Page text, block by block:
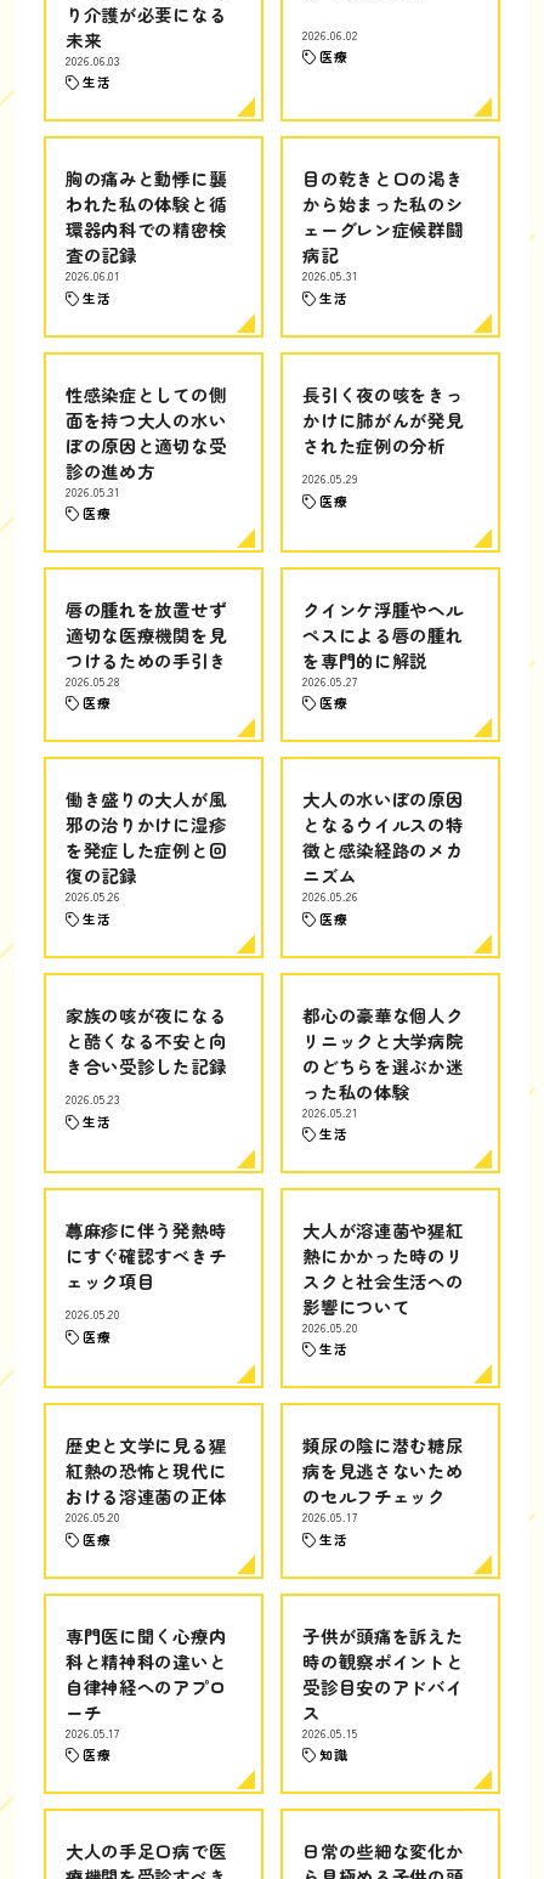
り介護が必要になる
未来
2026.06.03
生活
2026.06.02
医療
胸の痛みと動悸に襲
われた私の体験と循
環器内科での精密検
査の記録
2026.06.01
生活
目の乾きと口の渇き
から始まった私のシ
ェーグレン症候群闘
病記
2026.05.31
生活
性感染症としての側
面を持つ大人の水い
ぼの原因と適切な受
診の進め方
2026.05.31
医療
長引く夜の咳をきっ
かけに肺がんが発見
された症例の分析
2026.05.29
医療
唇の腫れを放置せず
適切な医療機関を見
つけるための手引き
2026.05.28
医療
クインケ浮腫やヘル
ペスによる唇の腫れ
を専門的に解説
2026.05.27
医療
働き盛りの大人が風
邪の治りかけに湿疹
を発症した症例と回
復の記録
2026.05.26
生活
大人の水いぼの原因
となるウイルスの特
徴と感染経路のメカ
ニズム
2026.05.26
医療
家族の咳が夜になる
と酷くなる不安と向
き合い受診した記録
2026.05.23
生活
都心の豪華な個人ク
リニックと大学病院
のどちらを選ぶか迷
った私の体験
2026.05.21
生活
蕁麻疹に伴う発熱時
にすぐ確認すべきチ
ェック項目
2026.05.20
医療
大人が溶連菌や猩紅
熱にかかった時のリ
スクと社会生活への
影響について
2026.05.20
生活
歴史と文学に見る猩
紅熱の恐怖と現代に
おける溶連菌の正体
2026.05.20
医療
頻尿の陰に潜む糖尿
病を見逃さないため
のセルフチェック
2026.05.17
生活
専門医に聞く心療内
科と精神科の違いと
自律神経へのアプロ
ーチ
2026.05.17
医療
子供が頭痛を訴えた
時の観察ポイントと
受診目安のアドバイ
ス
2026.05.15
知識
大人の手足口病で医
日常の些細な変化か